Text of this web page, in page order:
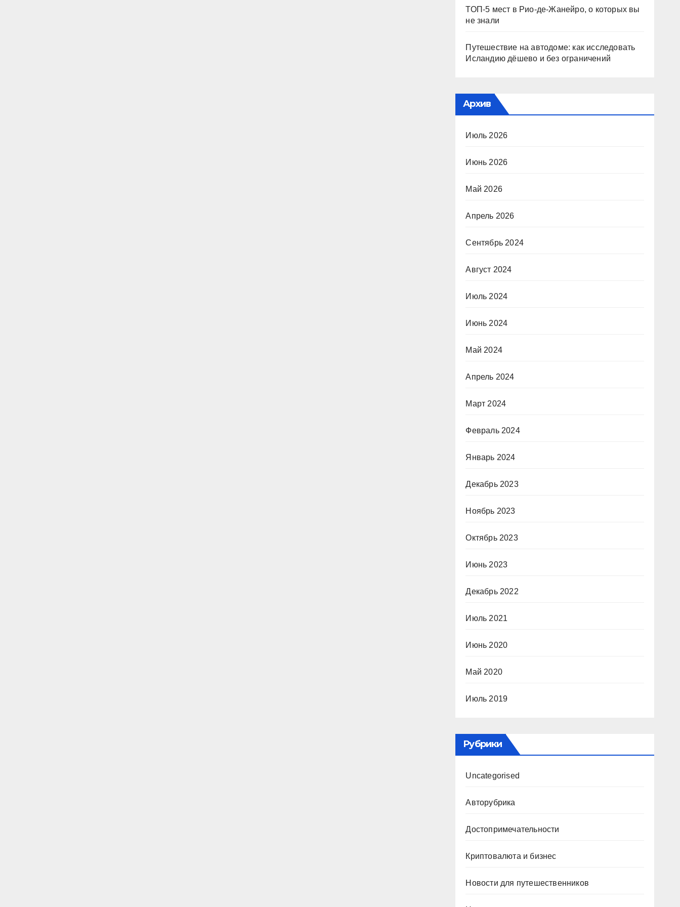
ТОП-5 мест в Рио-де-Жанейро, о которых вы
не знали
Путешествие на автодоме: как исследовать
Исландию дёшево и без ограничений
Архив
Июль 2026
Июнь 2026
Май 2026
Апрель 2026
Сентябрь 2024
Август 2024
Июль 2024
Июнь 2024
Май 2024
Апрель 2024
Март 2024
Февраль 2024
Январь 2024
Декабрь 2023
Ноябрь 2023
Октябрь 2023
Июнь 2023
Декабрь 2022
Июль 2021
Июнь 2020
Май 2020
Июль 2019
Рубрики
Uncategorised
Авторубрика
Достопримечательности
Криптовалюта и бизнес
Новости для путешественников